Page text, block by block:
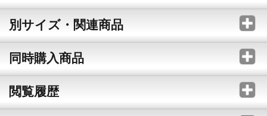
別サイズ・関連商品
同時購入商品
閲覧履歴